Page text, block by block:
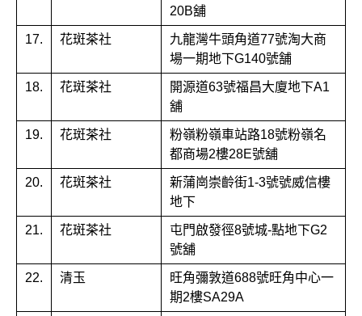
20B舖
17. 花斑茶社
九龍灣牛頭角道77號淘大商
場一期地下G140號舗
18. 花斑茶社
開源道63號福昌大廈地下A1
舖
19. 花斑茶社
粉嶺粉嶺車站路18號粉嶺名
都商場2樓28E號舖
20. 花斑茶社
新蒲崗崇齡街1-3號號威信樓
地下
21. 花斑茶社
屯門啟發徑8號城-點地下G2
號舖
22. 清玉
旺角彌敦道688號旺角中心一
期2樓SA29A